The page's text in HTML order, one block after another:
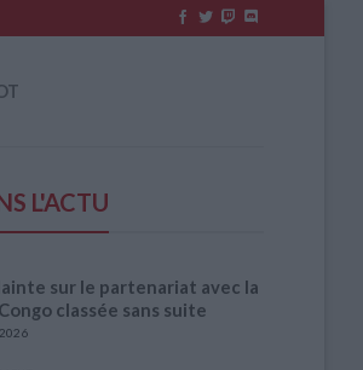
L'ACTU
sur le partenariat avec la
classée sans suite